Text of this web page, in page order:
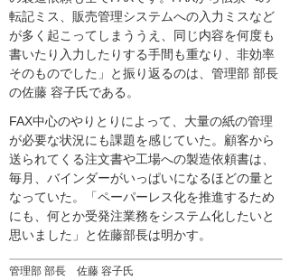
管理部 部長 佐藤 容子氏
転記ミス、販売管理システムへの入力ミスなど
が多く起こってしまううえ、同じ内容を何度も
書いたり入力したりする手間も重なり、非効率
そのものでした」と振り返るのは、管理部 部長
の佐藤 容子氏である。
FAX中心のやりとりによって、大量の紙の管理
が必要な状況にも課題を感じていた。顧客から
送られてくる注文書や工場への製造依頼書は、
毎月、バインダーがいっぱいになるほどの量と
なっていた。「ペーパーレス化を推進するため
にも、何とか受発注業務をシステム化したいと
思いました」と佐藤部長は明かす。